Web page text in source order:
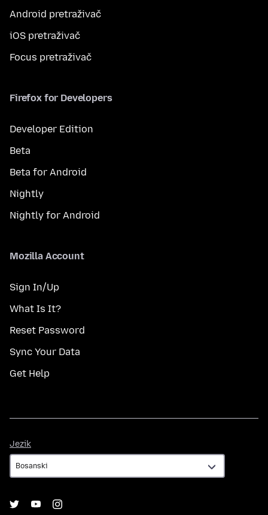
Android pretraživač
iOS pretraživač
Focus pretraživač
Firefox for Developers
Developer Edition
Beta
Beta for Android
Nightly
Nightly for Android
Mozilla Account
Sign In/Up
What Is It?
Reset Password
Sync Your Data
Get Help
Jezik